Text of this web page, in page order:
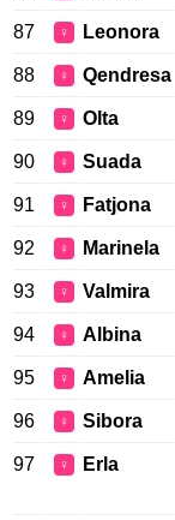
87 ♀ Leonora
88 ♀ Qendresa
89 ♀ Olta
90 ♀ Suada
91 ♀ Fatjona
92 ♀ Marinela
93 ♀ Valmira
94 ♀ Albina
95 ♀ Amelia
96 ♀ Sibora
97 ♀ Erla